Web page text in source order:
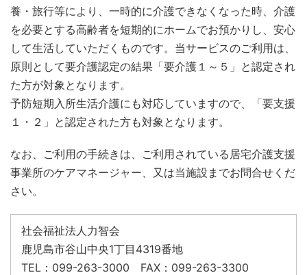
養・旅行等により、一時的に介護できなくなった時、介護
を必要とする高齢者を短期的にホームでお預かりし、安心
して生活していただくものです。当サービスのご利用は、
原則として要介護認定の結果「要介護１～５」と認定され
た方が対象となります。
予防短期入所生活介護にも対応していますので、「要支援
１・２」と認定された方も対象となります。
なお、ご利用の手続きは、ご利用されている居宅介護支援
事業所のケアマネージャー、又は当施設までお問合せくだ
さい。
社会福祉法人力智会
鹿児島市谷山中央1丁目4319番地
TEL：099-263-3000 FAX：099-263-3300